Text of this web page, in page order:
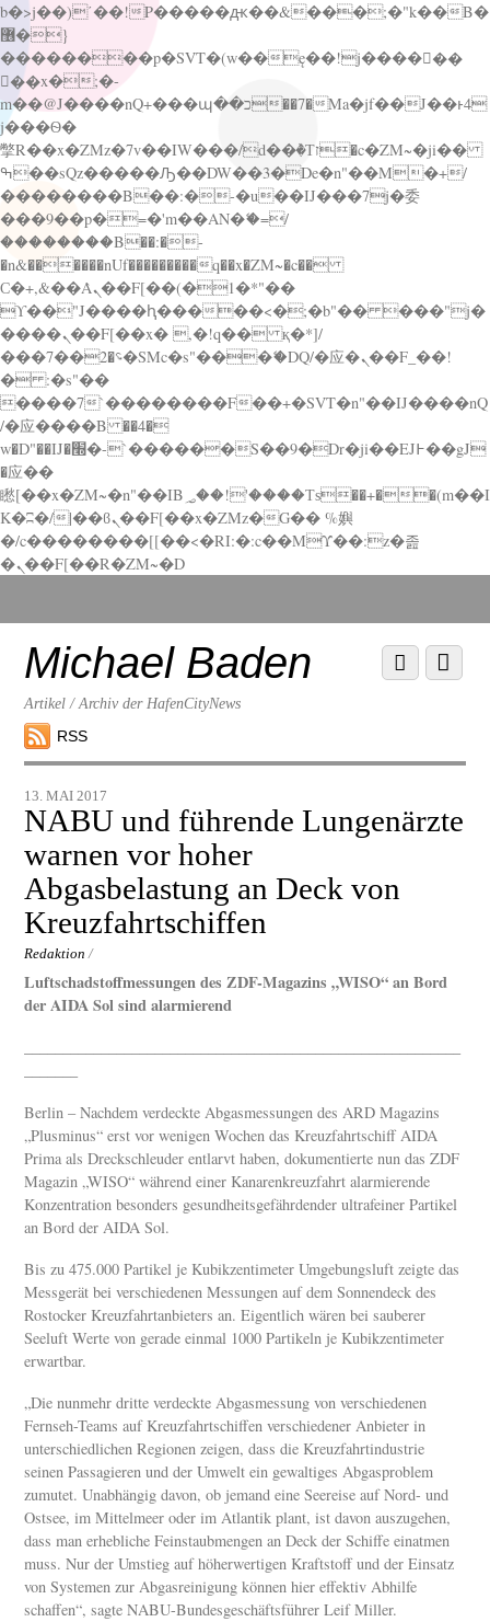
b�>j��)΄��!P�����ԫ��&���;�"k��B�
޶�}
��������p�SVT�(w��ę��!j������
��x�;�-
m��@J����nQ+���պ��כ��7�Ma�jf��J��ͱ4
j���Ѳ�
撆R��x�ZMz�7v��IW���/d��ٞ�Тז�c�ZM~�ji��
ߒ��sQz�����Ԡ��DW��3�De�n"��M�+/
��������B��:�-�u��IJ���7j�委
���9��p�=�'m��AN�ޭ�=/
��������B��:�-
�n&������nUf���������q��x�ZM~�c��
Ϲ�+,&��Ὰܢ��F[��(�1�*"��
ϒ��"J����ԧ�����<�;�b"�� ���"j�
����ܢ��F[��x� ,�!q�� қ�*]/
���؝�2��7�SMc�s"���ޭ�DQ/�应�ܢ��F_��!
� :�s"��
����7`��������F��+�SVT�n"��IJ����nQ
/�应����B ��4�
w�D"��IJ�׭�-`������S��9�Dr�ji��EJ߅��gJ
�应��
矁[��x�ZM~�n"��IB؃��!'����Тѕ��+��(m��I
K�ʭ�/|��ϐܢ��F[��x�ZMz�G�� %嬩
�/c��������[[��<�RI:�:c��MΎ��:z�졾
�ܢ��F[��R�ZM~�D
down
contentMichael Baden
Artikel / Archiv der HafenCityNews
RSS
Menu
Scroll
down
13. MAI 2017
NABU und führende Lungenärzte
warnen vor hoher
Abgasbelastung an Deck von
Kreuzfahrtschiffen
Redaktion /
Luftschadstoffmessungen des ZDF-Magazins „WISO“ an Bord
der AIDA Sol sind alarmierend
Berlin – Nachdem verdeckte Abgasmessungen des ARD Magazins
„Plusminus“ erst vor wenigen Wochen das Kreuzfahrtschiff AIDA
Prima als Dreckschleuder entlarvt haben, dokumentierte nun das ZDF
Magazin „WISO“ während einer Kanarenkreuzfahrt alarmierende
Konzentration besonders gesundheitsgefährdender ultrafeiner Partikel
an Bord der AIDA Sol.
Bis zu 475.000 Partikel je Kubikzentimeter Umgebungsluft zeigte das
Messgerät bei verschiedenen Messungen auf dem Sonnendeck des
Rostocker Kreuzfahrtanbieters an. Eigentlich wären bei sauberer
Seeluft Werte von gerade einmal 1000 Partikeln je Kubikzentimeter
erwartbar.
„Die nunmehr dritte verdeckte Abgasmessung von verschiedenen
Fernseh-Teams auf Kreuzfahrtschiffen verschiedener Anbieter in
unterschiedlichen Regionen zeigen, dass die Kreuzfahrtindustrie
seinen Passagieren und der Umwelt ein gewaltiges Abgasproblem
zumutet. Unabhängig davon, ob jemand eine Seereise auf Nord- und
Ostsee, im Mittelmeer oder im Atlantik plant, ist davon auszugehen,
dass man erhebliche Feinstaubmengen an Deck der Schiffe einatmen
muss. Nur der Umstieg auf höherwertigen Kraftstoff und der Einsatz
von Systemen zur Abgasreinigung können hier effektiv Abhilfe
schaffen“, sagte NABU-Bundesgeschäftsführer Leif Miller.